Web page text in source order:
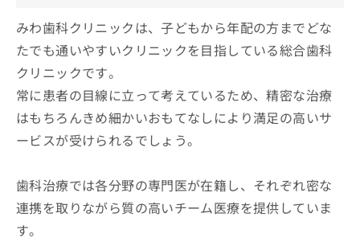
みわ歯科クリニックは、子どもから年配の方までどな
たでも通いやすいクリニックを目指している総合歯科
クリニックです。
常に患者の目線に立って考えているため、精密な治療
はもちろんきめ細かいおもてなしにより満足の高いサ
ービスが受けられるでしょう。
歯科治療では各分野の専門医が在籍し、それぞれ密な
連携を取りながら質の高いチーム医療を提供していま
す。